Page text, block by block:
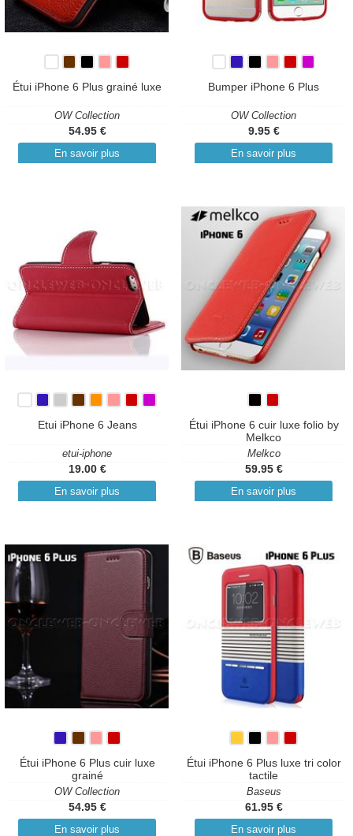
Étui iPhone 6 Plus grainé luxe
OW Collection
54.95 €
En savoir plus
Bumper iPhone 6 Plus
OW Collection
9.95 €
En savoir plus
Etui iPhone 6 Jeans
etui-iphone
19.00 €
En savoir plus
Étui iPhone 6 cuir luxe folio by
Melkco
Melkco
59.95 €
En savoir plus
Étui iPhone 6 Plus cuir luxe
grainé
OW Collection
54.95 €
En savoir plus
Étui iPhone 6 Plus luxe tri color
tactile
Baseus
61.95 €
En savoir plus